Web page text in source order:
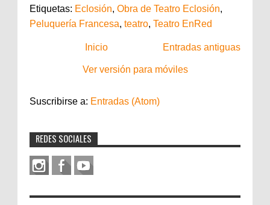
Etiquetas: Eclosión, Obra de Teatro Eclosión,
Peluquería Francesa, teatro, Teatro EnRed
Entradas antiguas
Inicio
Ver versión para móviles
Suscribirse a: Entradas (Atom)
REDES SOCIALES